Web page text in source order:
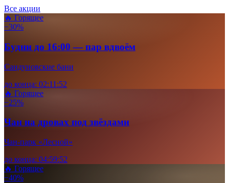
Все акции
🔥 Горящее
−30%
Будни до 16:00 — пар вдвоём
Сандуновские бани
до конца: 02:11 :51
🔥 Горящее
−25%
Чан на дровах под звёздами
Чан-парк «Лесной»
до конца: 04:59:51
🔥 Горящее
−40%